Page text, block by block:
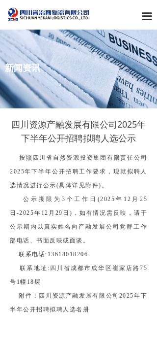
끀
首页
关于我们
产业概览
新闻资讯
党群工作
企业文化
四川资源产融发展有限公司2025年
下半年公开招聘拟聘人选公示
按照四川省自然资源投资集团有限责任公司
2025年下半年公开招聘工作要求，现就拟聘人
选情况进行公示(具体详见附件)。
公示期限为3个工作日(2025年12月25
日-2025年12月29日)，如有情况需反映，请于
公示期内以真实姓名向产融发展公司党群工作
部电话、书面反映或面谈。
联系电话:13618018206
联系地址:四川省成都市成华区崔家店路75
号1幢18层
附件：四川资源产融发展有限公司2025年下
半年公开招聘拟聘人选名册
新闻资讯